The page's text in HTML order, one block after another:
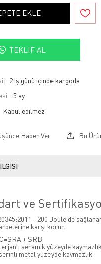
EKLE
TEKLIF AL
2 iş günü içinde kargoda
5 ay
Haber Ver Bu
ve
- 200 Joule'de
karşı korur.
+ SRB
seramik yüzeyde kaymazlık
metal yüzeyde kaymazlık